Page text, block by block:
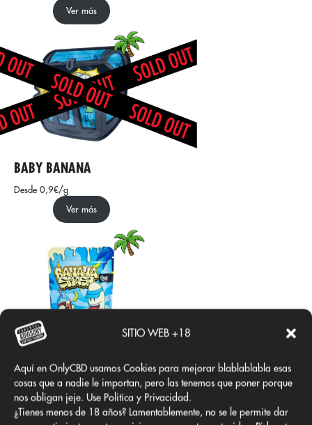
SITIO WEB +18
Aquí en OnlyCBD usamos Cookies para mejorar blablablabla esas
cosas que a nadie le importan, pero las tenemos que poner porque
nos obligan jeje. Use Politíca y Privacidad.
¿Tienes menos de 18 años? Lamentablemente, no se le permite dar
Ver más
BABY BANANA
Desde 0,9€/g
Ver más
BANANA SMASH CBD
Desde 2€/g
Ver más